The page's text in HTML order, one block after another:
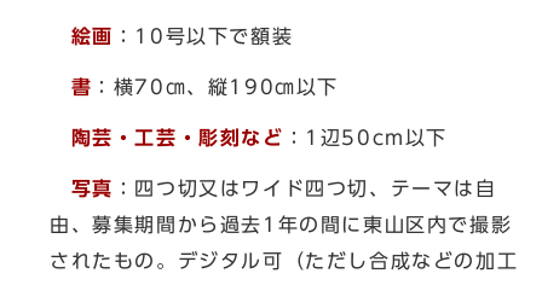
絵画 ：10号以下で額装
書 ：横70㎝、縦190㎝以下
陶芸・工芸・彫刻など ：1辺50cm以下
写真 ：四つ切又はワイド四つ切、テーマは自
由、募集期間から過去1年の間に東山区内で撮影
されたもの。デジタル可（ただし合成などの加工